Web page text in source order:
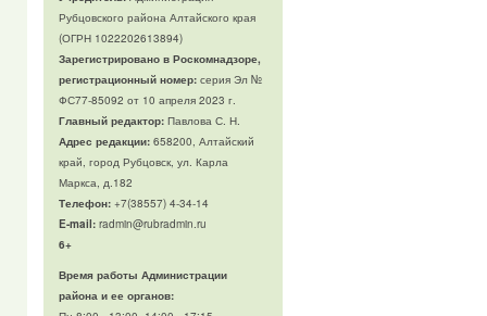
Рубцовского района Алтайского края
(ОГРН 1022202613894)
Зарегистрировано в Роскомнадзоре,
регистрационный номер:серия Эл №
ФС77-85092 от 10 апреля 2023 г.
Главный редактор:Павлова С. Н.
Адрес редакции:658200, Алтайский
край, город Рубцовск, ул. Карла
Маркса, д.182
Телефон:+7(38557) 4-34-14
E-mail:radmin@rubradmin.ru
6+
Время работы Администрации
района и ее органов: